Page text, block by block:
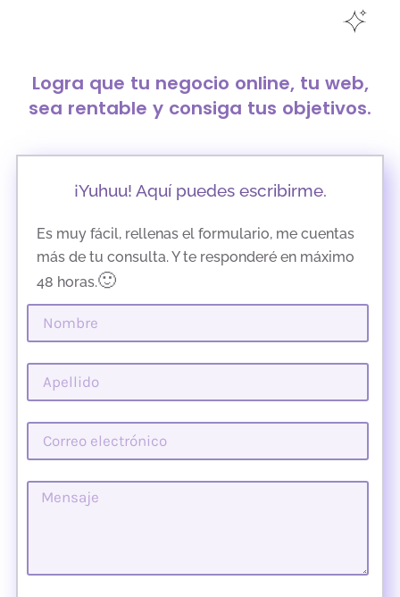
Logra que tu negocio online, tu web,
sea rentable y consiga tus objetivos.
¡Yuhuu! Aquí puedes escribirme.
Es muy fácil, rellenas el formulario, me cuentas
más de tu consulta. Y te responderé en máximo
48 horas.🙂